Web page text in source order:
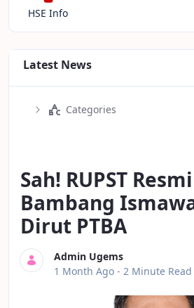
HSE Info
Latest News
Categories
Sah! RUPST
Bambang
Dirut PTBA
Admin Ugems
Published Date
1 Month Ago - 2 Minute Read